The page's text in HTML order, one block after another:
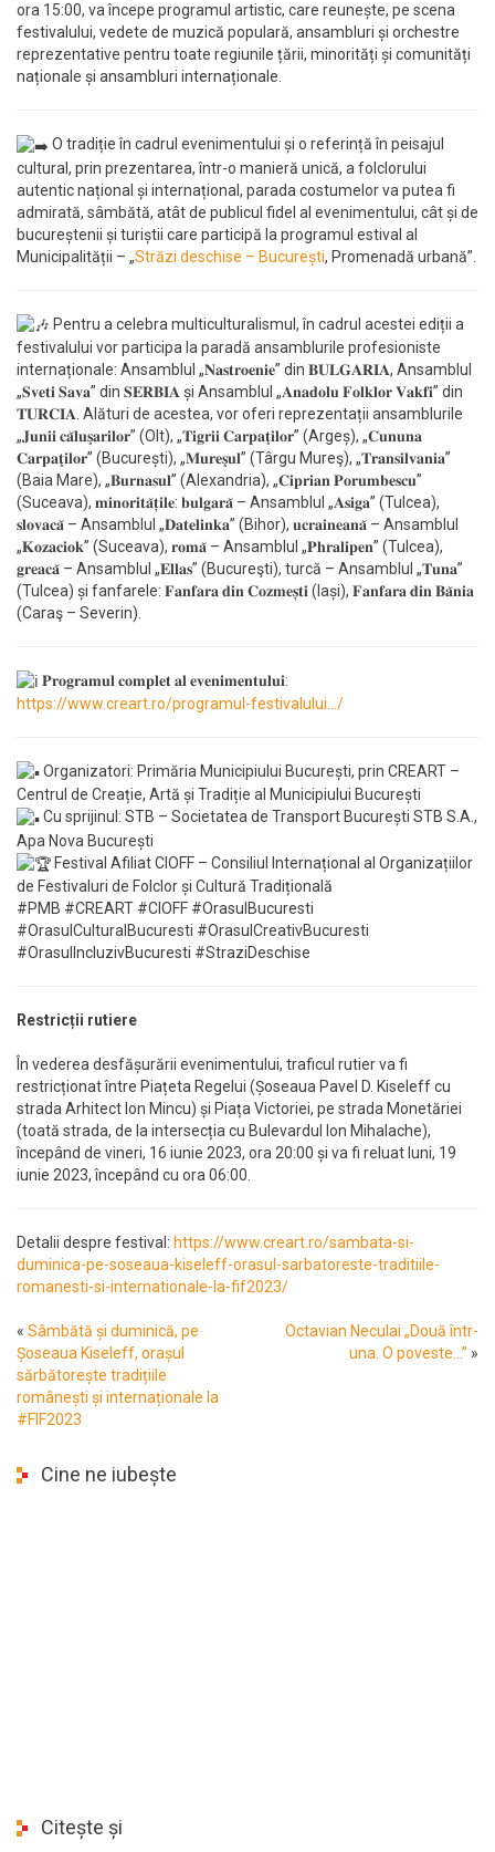
ora 15:00, va începe programul artistic, care reunește, pe scena
festivalului, vedete de muzică populară, ansambluri și orchestre
reprezentative pentru toate regiunile țării, minorități și comunități
naționale și ansambluri internaționale.
O tradiție în cadrul evenimentului și o referință în peisajul
cultural, prin prezentarea, într-o manieră unică, a folclorului
autentic național și internațional, parada costumelor va putea fi
admirată, sâmbătă, atât de publicul fidel al evenimentului, cât și de
bucureștenii și turiștii care participă la programul estival al
Municipalității – „Străzi deschise – București, Promenadă urbană”.
Pentru a celebra multiculturalismul, în cadrul acestei ediții a
festivalului vor participa la paradă ansamblurile profesioniste
internaționale: Ansamblul „𝐍𝐚𝐬𝐭𝐫𝐨𝐞𝐧𝐢𝐞” din 𝐁𝐔𝐋𝐆𝐀𝐑𝐈𝐀, Ansamblul
„𝐒𝐯𝐞𝐭𝐢 𝐒𝐚𝐯𝐚” din 𝐒𝐄𝐑𝐁𝐈𝐀 și Ansamblul „𝐀𝐧𝐚𝐝𝐨𝐥𝐮 𝐅𝐨𝐥𝐤𝐥𝐨𝐫 𝐕𝐚𝐤𝐟𝐢” din
𝐓𝐔𝐑𝐂𝐈𝐀. Alături de acestea, vor oferi reprezentații ansamblurile
„𝐉𝐮𝐧𝐢𝐢 𝐜𝐚̆𝐥𝐮𝐬̧𝐚𝐫𝐢𝐥𝐨𝐫” (Olt), „𝐓𝐢𝐠𝐫𝐢𝐢 𝐂𝐚𝐫𝐩𝐚𝐭̧𝐢𝐥𝐨𝐫” (Argeș), „𝐂𝐮𝐧𝐮𝐧𝐚
𝐂𝐚𝐫𝐩𝐚𝐭̧𝐢𝐥𝐨𝐫” (București), „𝐌𝐮𝐫𝐞𝐬̧𝐮𝐥” (Târgu Mureş), „𝐓𝐫𝐚𝐧𝐬𝐢𝐥𝐯𝐚𝐧𝐢𝐚”
(Baia Mare), „𝐁𝐮𝐫𝐧𝐚𝐬𝐮𝐥” (Alexandria), „𝐂𝐢𝐩𝐫𝐢𝐚𝐧 𝐏𝐨𝐫𝐮𝐦𝐛𝐞𝐬𝐜𝐮”
(Suceava), 𝐦𝐢𝐧𝐨𝐫𝐢𝐭𝐚̆𝐭̦𝐢𝐥𝐞: 𝐛𝐮𝐥𝐠𝐚𝐫𝐚̆ – Ansamblul „𝐀𝐬𝐢𝐠𝐚” (Tulcea),
𝐬𝐥𝐨𝐯𝐚𝐜𝐚̆ – Ansamblul „𝐃𝐚𝐭𝐞𝐥𝐢𝐧𝐤𝐚” (Bihor), 𝐮𝐜𝐫𝐚𝐢𝐧𝐞𝐚𝐧𝐚̆ – Ansamblul
„𝐊𝐨𝐳𝐚𝐜𝐢𝐨𝐤” (Suceava), 𝐫𝐨𝐦𝐚̆ – Ansamblul „𝐏𝐡𝐫𝐚𝐥𝐢𝐩𝐞𝐧” (Tulcea),
𝐠𝐫𝐞𝐚𝐜𝐚̆ – Ansamblul „𝐄𝐥𝐥𝐚𝐬” (Bucureşti), turcă – Ansamblul „𝐓𝐮𝐧𝐚”
(Tulcea) și fanfarele: 𝐅𝐚𝐧𝐟𝐚𝐫𝐚 𝐝𝐢𝐧 𝐂𝐨𝐳𝐦𝐞𝐬̦𝐭𝐢 (Iași), 𝐅𝐚𝐧𝐟𝐚𝐫𝐚 𝐝𝐢𝐧 𝐁𝐚̆𝐧𝐢𝐚
(Caraş – Severin).
𝐏𝐫𝐨𝐠𝐫𝐚𝐦𝐮𝐥 𝐜𝐨𝐦𝐩𝐥𝐞𝐭 𝐚𝐥 𝐞𝐯𝐞𝐧𝐢𝐦𝐞𝐧𝐭𝐮𝐥𝐮𝐢:
https://www.creart.ro/programul-festivalului…/
Organizatori: Primăria Municipiului București, prin CREART –
Centrul de Creație, Artă și Tradiție al Municipiului București
Cu sprijinul: STB – Societatea de Transport București STB S.A.,
Apa Nova București
Festival Afiliat CIOFF – Consiliul Internațional al Organizațiilor
de Festivaluri de Folclor și Cultură Tradițională
#PMB #CREART #CIOFF #OrasulBucuresti
#OrasulCulturalBucuresti #OrasulCreativBucuresti
#OrasulIncluzivBucuresti #StraziDeschise
Restricții rutiere
În vederea desfășurării evenimentului, traficul rutier va fi
restricționat între Piațeta Regelui (Șoseaua Pavel D. Kiseleff cu
strada Arhitect Ion Mincu) și Piața Victoriei, pe strada Monetăriei
(toată strada, de la intersecția cu Bulevardul Ion Mihalache),
începând de vineri, 16 iunie 2023, ora 20:00 și va fi reluat luni, 19
iunie 2023, începând cu ora 06:00.
Detalii despre festival: https://www.creart.ro/sambata-si-
duminica-pe-soseaua-kiseleff-orasul-sarbatoreste-traditiile-
romanesti-si-internationale-la-fif2023/
« Sâmbătă și duminică, pe
Șoseaua Kiseleff, orașul
sărbătorește tradițiile
românești și internaționale la
#FIF2023
Octavian Neculai „Două într-
una. O poveste…” »
Cine ne iubește
Citește și